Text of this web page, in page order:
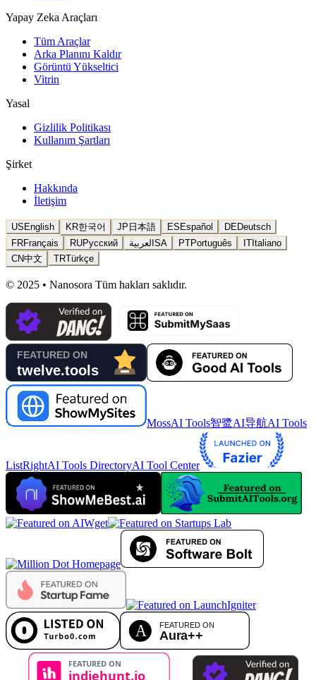
Yapay Zeka Araçları
Tüm Araçlar
Arka Planını Kaldır
Görüntü Yükseltici
Vitrin
Yasal
Gizlilik Politikası
Kullanım Şartları
Şirket
Hakkında
İletişim
US English KR한국어 JP 日本語 ES Español DE Deutsch
FRFrançais RUРусский SA العربية PTPortuguês IT Italiano
CN中文 TRTürkçe
© 2025 • Nanosora Tüm hakları saklıdır.
MossAI Tools智鹭AI导航AI Tools
ListRightAI Tools DirectoryAI Tool Center